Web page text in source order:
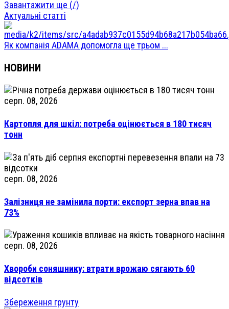
Завантажити ще (/)
Актуальні статті
Як компанія ADAMA допомогла ще трьом ...
НОВИНИ
серп. 08, 2026
Картопля для шкіл: потреба оцінюється в 180 тисяч
тонн
серп. 08, 2026
Залізниця не замінила порти: експорт зерна впав на
73%
серп. 08, 2026
Хвороби соняшнику: втрати врожаю сягають 60
відсотків
Збереження грунту